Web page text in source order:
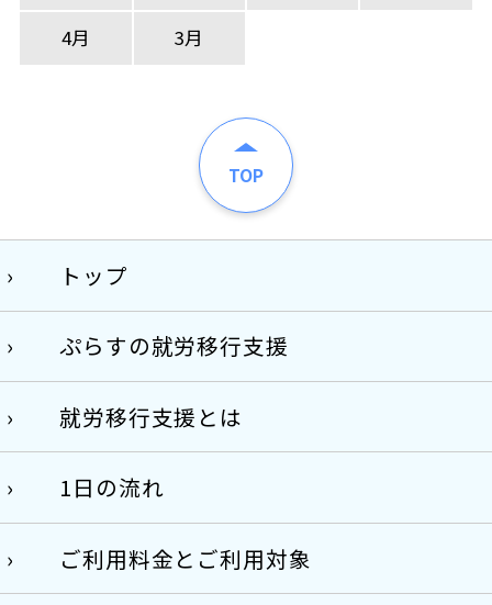
4月 3月
TOP
トップ
ぷらすの就労移行支援
就労移行支援とは
1日の流れ
ご利用料金とご利用対象